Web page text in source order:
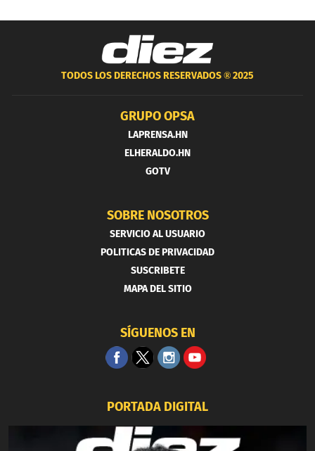
TODOS LOS DERECHOS RESERVADOS ®2025
GRUPO OPSA
LAPRENSA.HN
ELHERALDO.HN
GOTV
SOBRE NOSOTROS
SERVICIO AL USUARIO
POLITICAS DE PRIVACIDAD
SUSCRIBETE
MAPA DEL SITIO
SÍGUENOS EN
PORTADA DIGITAL